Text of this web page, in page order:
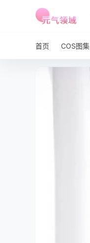
首页 COS图集